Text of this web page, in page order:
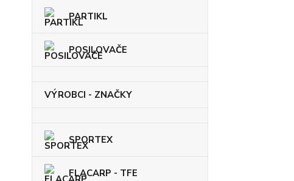
PARTIKL
POSILOVAČE
VÝROBCI - ZNAČKY
SPORTEX
FLACARP - TFE